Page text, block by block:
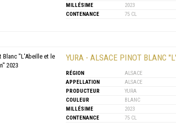
MILLÉSIME
2023
CONTENANCE
75 CL
YURA - ALSACE PINOT BLANC
RÉGION
ALSACE
APPELLATION
ALSACE
PRODUCTEUR
YURA
COULEUR
BLANC
MILLÉSIME
2023
CONTENANCE
75 CL